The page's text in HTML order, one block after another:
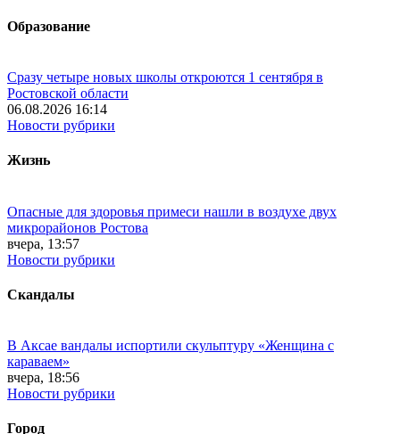
Образование
Сразу четыре новых школы откроются 1 сентября в
Ростовской области
06.08.2026 16:14
Новости рубрики
Жизнь
Опасные для здоровья примеси нашли в воздухе двух
микрорайонов Ростова
вчера, 13:57
Новости рубрики
Скандалы
В Аксае вандалы испортили скульптуру «Женщина с
караваем»
вчера, 18:56
Новости рубрики
Город